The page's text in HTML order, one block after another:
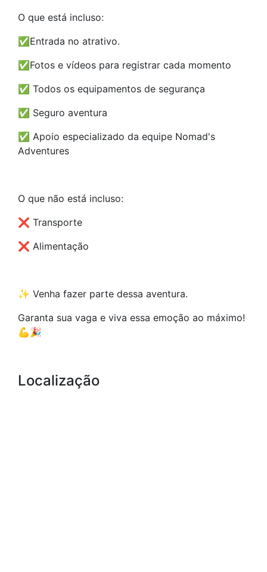
O que está incluso:
✅Entrada no atrativo.
✅Fotos e vídeos para registrar cada momento
✅ Todos os equipamentos de segurança
✅ Seguro aventura
✅ Apoio especializado da equipe Nomad's
Adventures
O que não está incluso:
❌ Transporte
❌ Alimentação
✨ Venha fazer parte dessa aventura.
Garanta sua vaga e viva essa emoção ao máximo!
💪🎉
Localização